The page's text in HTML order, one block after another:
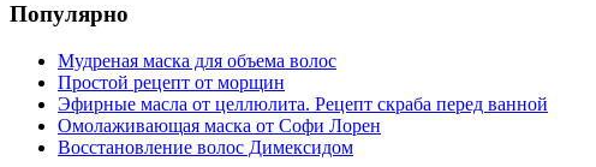
Популярно
Мудреная маска для объема волос
Простой рецепт от морщин
Эфирные масла от целлюлита. Рецепт скраба перед ванной
Омолаживающая маска от Софи Лорен
Восстановление волос Димексидом